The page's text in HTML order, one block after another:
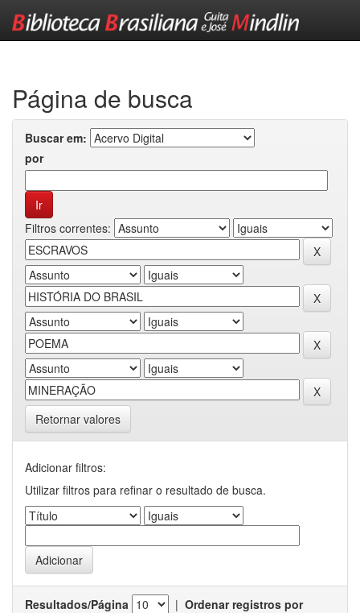
Página de busca
Buscar em:
por
Filtros correntes:
Retornar valores
Adicionar filtros:
Utilizar filtros para refinar o resultado de busca.
Resultados/Página | Ordenar registros por